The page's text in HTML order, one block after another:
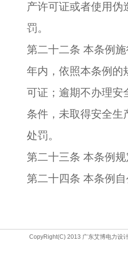
产许可证或者使用
罚。
第二十二条 本条例
年内，依照本条例的
可证；逾期不办理安
条件，未取得安全生
处罚。
第二十三条 本条例
第二十四条 本条例
CopyRight(C) 2013 广东艾博电力设